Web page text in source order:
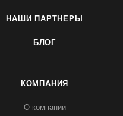
НАШИ ПАРТНЕРЫ
БЛОГ
КОМПАНИЯ
О компании